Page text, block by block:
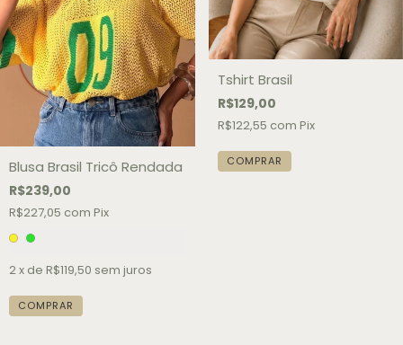
Blusa Brasil Tricô Rendada
R$239,00
R$227,05 com Pix
2x de R$119,50 sem juros
COMPRAR
Tshirt Brasil
R$129,00
R$122,55 com Pix
COMPRAR